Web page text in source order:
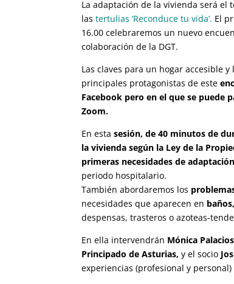
La adaptación de la vivienda será el
lastertulias ‘Reconduce tu vida’. El
16.00 celebraremos un nuevo
colaboración de la DGT.
Las claves para un hogar accesible
principales protagonistas de este
Facebook pero en el que se puede
Zoom.
En estasesión, de 40 minutos de
la vivienda según la Ley de la
primeras necesidades de
periodo hospitalario.
También abordaremos los
necesidades que aparecen en
despensas, trasteros o azoteas-
En ella intervendrán Mónica
Principado de Asturias,y el socio
experiencias (profesional y